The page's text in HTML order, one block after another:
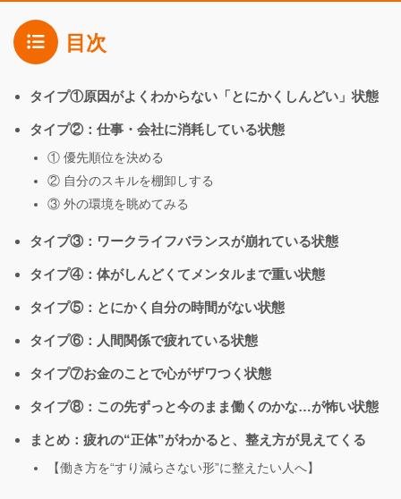
目次
タイプ①原因がよくわからない「とにかくしんどい」状態
タイプ②：仕事・会社に消耗している状態
① 優先順位を決める
② 自分のスキルを棚卸しする
③ 外の環境を眺めてみる
タイプ③：ワークライフバランスが崩れている状態
タイプ④：体がしんどくてメンタルまで重い状態
タイプ⑤：とにかく自分の時間がない状態
タイプ⑥：人間関係で疲れている状態
タイプ⑦お金のことで心がザワつく状態
タイプ⑧：この先ずっと今のまま働くのかな…が怖い状態
まとめ：疲れの“正体”がわかると、整え方が見えてくる
【働き方を“すり減らさない形”に整えたい人へ】